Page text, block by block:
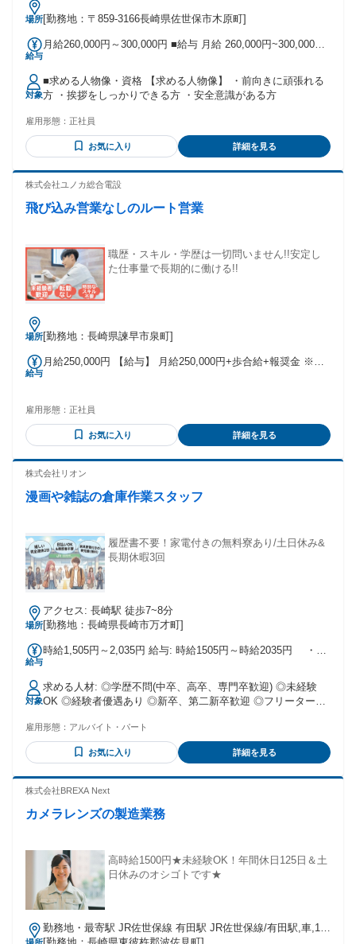
場所[勤務地：〒859-3166長崎県佐世保市木原町]
給与
月給260,000円～300,000円 ■給与 月給 260,000円~300,000円
行手当21,000円～/月 ・残業代、深夜手当は別途支給。 【福
利厚生】 ・社会保険完備 ・交通費支給(規定による) ・賞与あ
り ・制服貸与 ・確定拠出年金制度あり ・長期障害所得保障
保険あり ・資格所得制度あり(フォークリフト) ・各種資格手
みでOK) ・食料品格安社内販売あり ・試用期間:最長6ヶ月(給
与変動無し) ・定年60歳※再雇用制度あり 固定残業代の有
無：なし ■交通費 全額支給 ※月間支給条件：片道通勤距離2
キロ以上で距離に応じて支給（月額上限18,700円） 片道通勤
距離2キロ以上で距離に応じて支給（月額上限18,700円）
対象
■求める人物像・資格 【求める人物像】 ・前向きに頑張れる
方 ・挨拶をしっかりできる方 ・安全意識がある方
雇用形態： 正社員
お気に入り 詳細を見る
株式会社ユノカ総合電設
飛び込み営業なしのルート営業
職歴・スキル・学歴は一切問いません!!安定し
た仕事量で長期的に働ける!!
場所[勤務地：長崎県諫早市泉町]
給与
月給250,000円 【給与】 月給250,000円+歩合給+報奨金 ※安
年目):月収630,000円 31歳(入社7年目):月収680,000円 45歳(入
雇用形態： 正社員
お気に入り 詳細を見る
株式会社リオン
漫画や雑誌の倉庫作業スタッフ
履歴書不要！家電付きの無料寮あり/土日休み&
長期休暇3回
場所
アクセス: 長崎駅 徒歩7~8分
[勤務地：長崎県長崎市万才町]
給与
時給1,505円～2,035円 給与: 時給1505円～時給2035円 ・交
電付き寮完備 ＼1から新生活スタートも応援！／ 実家住まい
の方でも安心の 初期費用なしですぐに住める 家具・家電付き
の寮を完備しております！ 引っ越しの手間なし！ ✅節約して
お金を貯められる環境！ 生活費を抑えて安心して働けます！
対象
求める人材: ◎学歴不問(中卒、高卒、専門卒歓迎) ◎未経験
OK ◎経験者優遇あり ◎新卒、第二新卒歓迎 ◎フリーターOK
んな方にぴったりのお仕事です／ ◎未経験からチャレンジし
たい ◎働きやすい職場を探している ◎モクモク作業するのが
得意 ◎とにかく早くお金を貯めたい ◎力仕事はなるべくやり
たくない <こんなお仕事でお探しの方にも！> 梱包や仕分け、
工場でのライン作業や機械作業など製造スタッフ 警備員や土
雇用形態： アルバイト・パート
お気に入り 詳細を見る
株式会社BREXA Next
カメラレンズの製造業務
高時給1500円★未経験OK！年間休日125日＆土
日休みのオシゴトです★
勤務地・最寄駅 JR佐世保線 有田駅 JR佐世保線/有田駅,車,10